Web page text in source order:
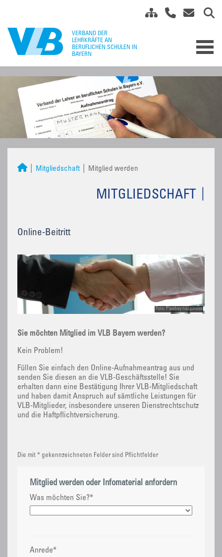
Mitgliedschaft Mitglied werden
MITGLIEDSCHAFT
Online-Beitritt
Foto: Pixabay nappiness
Sie möchten Mitglied im VLB Bayern werden?
Kein Problem!
Füllen Sie einfach den Online-Aufnahmeantrag aus und
senden Sie diesen an die VLB-Geschäftsstelle! Sie
erhalten dann eine Bestätigung Ihrer VLB-Mitgliedschaft
und haben damit Anspruch auf sämtliche Leistungen für
VLB-Mitglieder, insbesondere unseren Dienstrechtschutz
und die Haftpflichtversicherung.
Die mit * gekennzeichneten Felder sind Pflichtfelder
Mitglied werden oder Infomaterial anfordern
Was möchten Sie?*
Anrede*